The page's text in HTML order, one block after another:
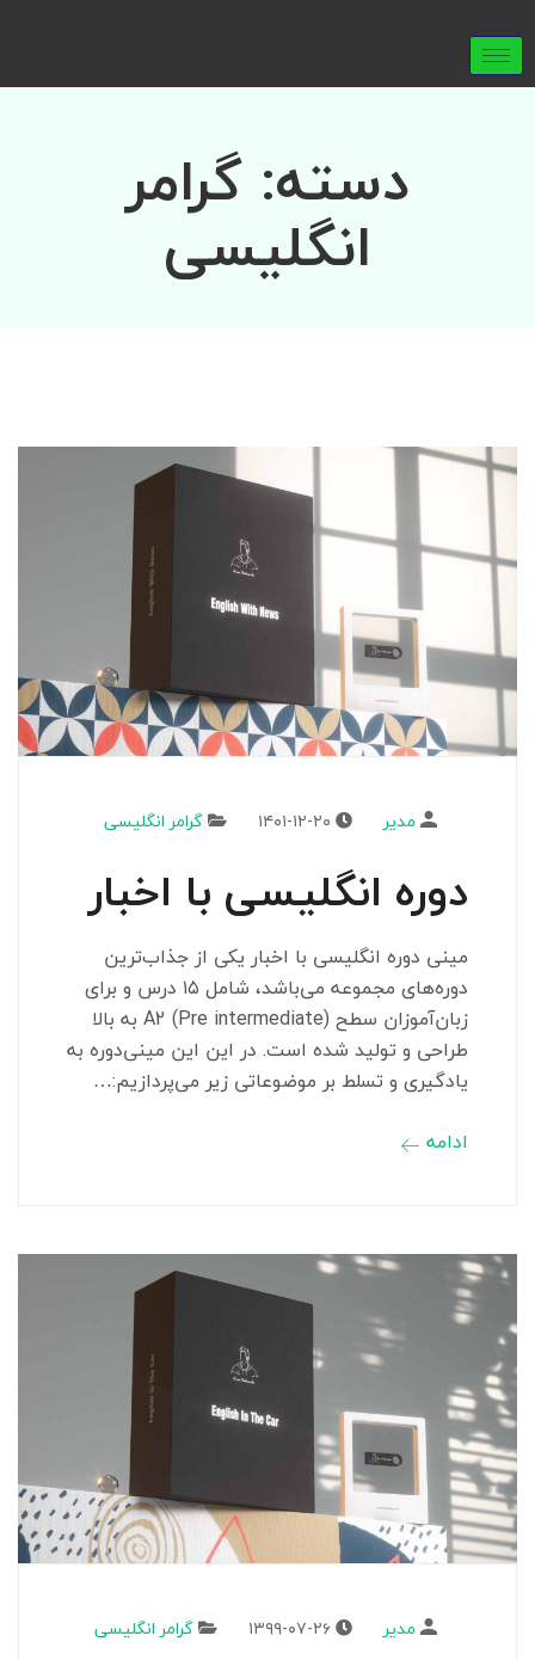
دسته:گرامر
انگلیسی
مدیر گرامر انگلیسی
دوره انگلیسی با اخبار
مینی دوره انگلیسی با اخبار یکی از جذاب‌ترین
دوره‌های مجموعه می‌باشد، شامل ۱۵ درس و برای
زبان‌آموزان سطح A2 (Pre intermediate) به بالا
طراحی و تولید شده است. در این این مینی‌دوره به
یادگیری و تسلط بر موضوعاتی زیر می‌پردازیم:…
ادامه
مدیر گرامر انگلیسی